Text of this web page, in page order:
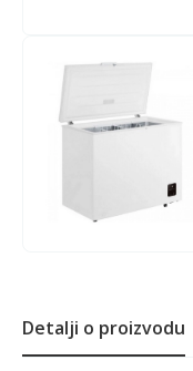
Detalji o proizvodu